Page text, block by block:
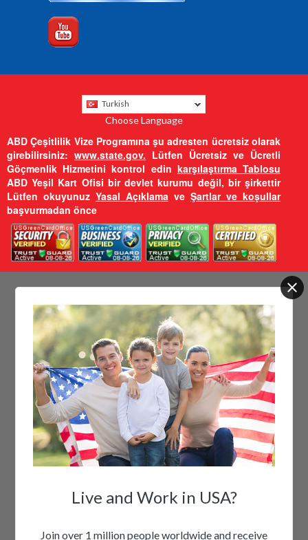
Turkish
Choose Language
ABD Çeşitlilik Vize Programına şu adresten ücretsiz olarak
girebilirsiniz: www.state.gov. Lütfen Ücretsiz ve Ücretli
Göçmenlik Hizmetini kontrol edin karşılaştırma Tablosu
ABD Yeşil Kart Ofisi bir devlet kurumu değil, bir şirkettir
Lütfen okuyunuz Yasal Açıklama ve Şartlar ve koşullar
başvurmadan önce
Live and Work in USA?
Join over 1 million people worldwide and receive